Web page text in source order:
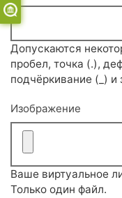
Допускаются
пробел, точка (.),
подчёркивание (_) и
Изображение
Ваше виртуальное
Только один файл.